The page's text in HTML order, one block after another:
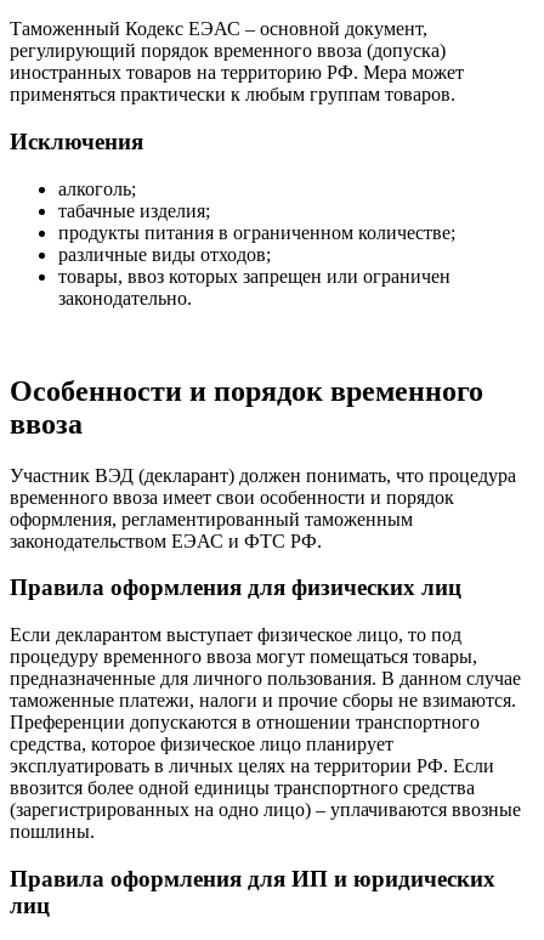
Таможенный Кодекс ЕЭАС – основной документ,
регулирующий порядок временного ввоза (допуска)
иностранных товаров на территорию РФ. Мера может
применяться практически к любым группам товаров.
Исключения
алкоголь;
табачные изделия;
продукты питания в ограниченном количестве;
различные виды отходов;
товары, ввоз которых запрещен или ограничен
законодательно.
Особенности и порядок временного
ввоза
Участник ВЭД (декларант) должен понимать, что процедура
временного ввоза имеет свои особенности и порядок
оформления, регламентированный таможенным
законодательством ЕЭАС и ФТС РФ.
Правила оформления для физических лиц
Если декларантом выступает физическое лицо, то под
процедуру временного ввоза могут помещаться товары,
предназначенные для личного пользования. В данном случае
таможенные платежи, налоги и прочие сборы не взимаются.
Преференции допускаются в отношении транспортного
средства, которое физическое лицо планирует
эксплуатировать в личных целях на территории РФ. Если
ввозится более одной единицы транспортного средства
(зарегистрированных на одно лицо) – уплачиваются ввозные
пошлины.
Правила оформления для ИП и юридических
лиц